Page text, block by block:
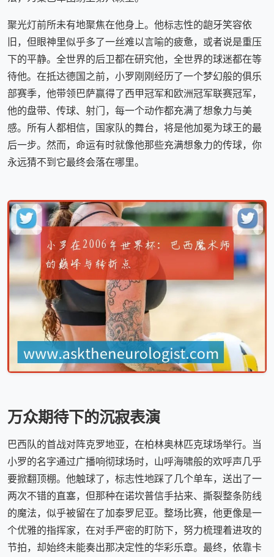
聚光灯前所未有地聚焦在他身上。他标志性的龅牙笑容依
旧，但眼神里似乎多了一丝难以言喻的疲惫，或者说是重压
下的平静。全世界的后卫都在研究他，全世界的球迷都在等
待他。在抵达德国之前，小罗刚刚经历了一个梦幻般的俱乐
部赛季，他带领巴萨赢得了西甲冠军和欧洲冠军联赛冠军，
他的盘带、传球、射门，每一个动作都充满了想象力与美
感。所有人都相信，国家队的舞台，将是他加冕为球王的最
后一步。然而，命运有时就像他那些充满想象力的传球，你
永远猜不到它最终会落在哪里。
万众期待下的沉寂表演
巴西队的首战对阵克罗地亚，在柏林奥林匹克球场举行。当
小罗的名字通过广播响彻球场时，山呼海啸般的欢呼声几乎
要掀翻顶棚。他触球了，标志性地踩了几个单车，送出了一
两次不错的直塞，但那种在诺坎普信手拈来、撕裂整条防线
的魔法，似乎被留在了加泰罗尼亚。整场比赛，他更像是一
个优雅的指挥家，在对手严密的盯防下，努力梳理着进攻的
节拍，却始终未能奏出那决定性的华彩乐章。最终，依靠卡